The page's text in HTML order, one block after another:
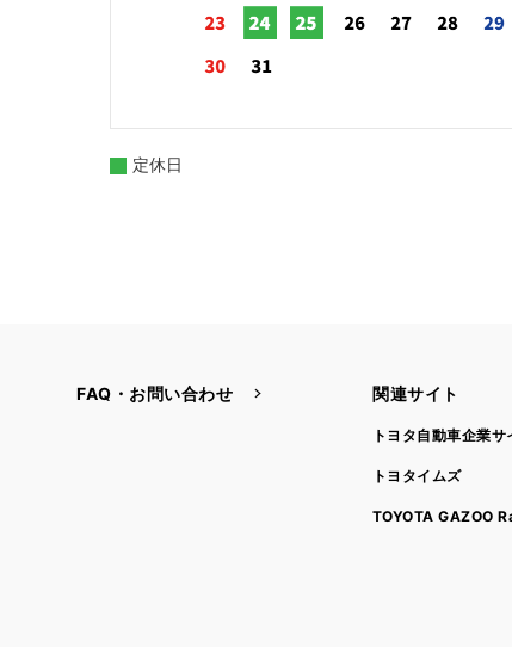
定休日
FAQ・お問い合わせ 関連サイト
トヨタ自動車企業サ
トヨタイムズ
TOYOTA GAZOO